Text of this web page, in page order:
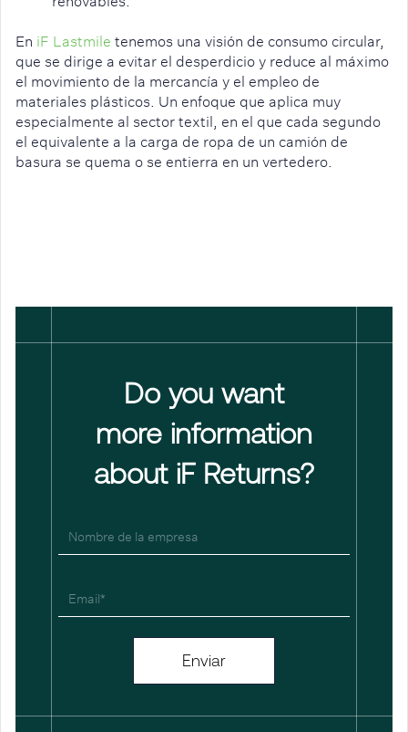
En iF Lastmile tenemos una visión de consumo circular,
que se dirige a evitar el desperdicio y reduce al máximo
el movimiento de la mercancía y el empleo de
materiales plásticos. Un enfoque que aplica muy
especialmente al sector textil, en el que cada segundo
el equivalente a la carga de ropa de un camión de
basura se quema o se entierra en un vertedero.
Do you want
more information
about iF Returns?